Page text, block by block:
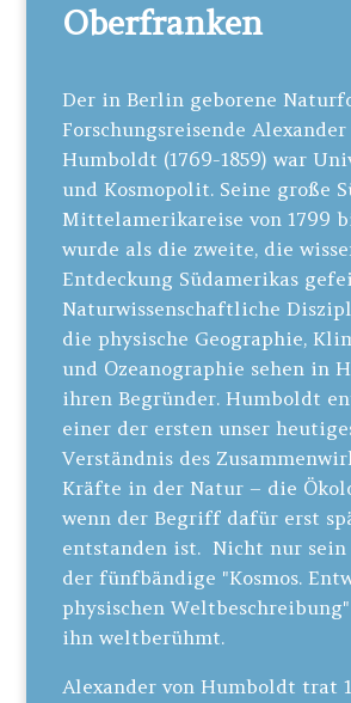
Oberfranken
Der in Berlin geborene
Forschungsreisende Alexander
Humboldt (1769-1859) war
und Kosmopolit. Seine große
Mittelamerikareise von 1799
wurde als die zweite, die
Entdeckung Südamerikas
Naturwissenschaftliche
die physische Geographie,
und Ozeanographie sehen in
ihren Begründer. Humboldt
einer der ersten unser
Verständnis des
Kräfte in der Natur – die
wenn der Begriff dafür erst
entstanden ist. Nicht nur sein
der fünfbändige "Kosmos.
physischen
ihn weltberühmt.
Alexander von Humboldt trat